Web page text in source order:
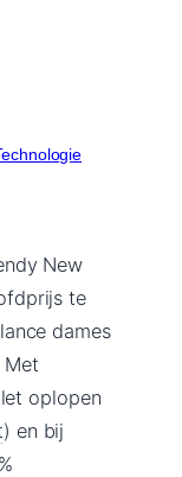
New
te
dames
oplopen
) en bij